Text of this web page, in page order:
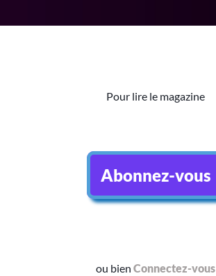
Pour lire le magazine
Abonnez-vous
ou bien Connectez-vous